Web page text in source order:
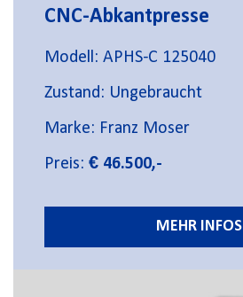
CNC-Abkantpresse
Modell: APHS-C 125040
Zustand: Ungebraucht
Marke: Franz Moser
Preis: € 46.500,-
MEHR INFOS